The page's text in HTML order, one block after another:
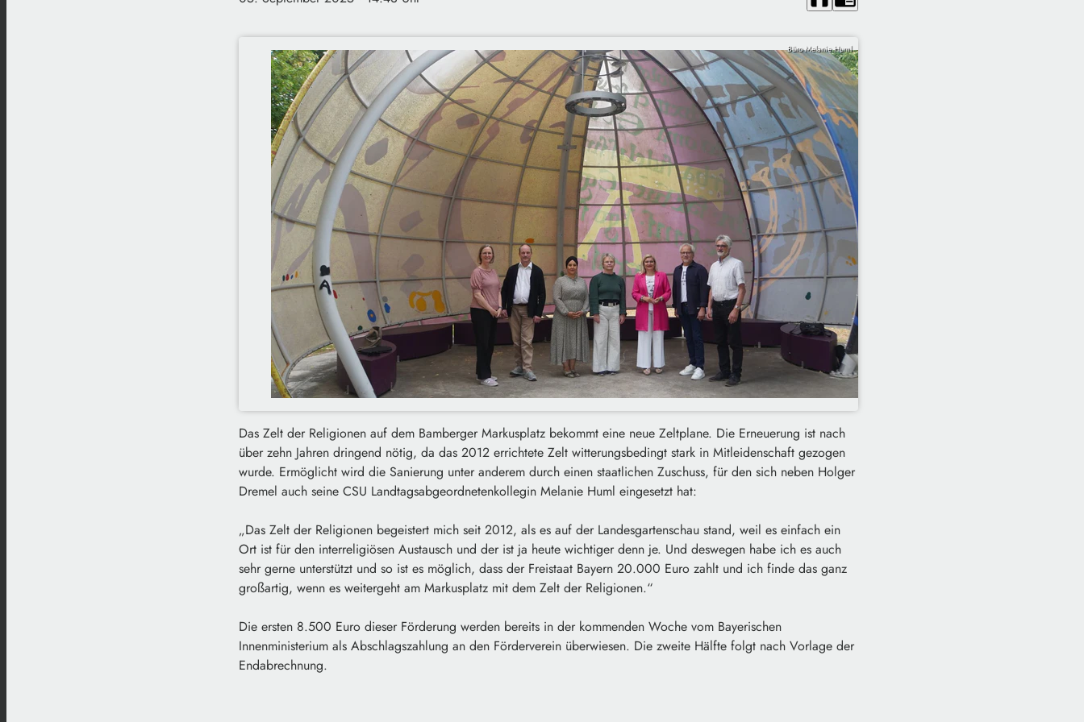
Büro Melanie Huml
Das Zelt der Religionen auf dem Bamberger Markusplatz bekommt eine neue Zeltplane. Die Erneuerung ist nach
über zehn Jahren dringend nötig, da das 2012 errichtete Zelt witterungsbedingt stark in Mitleidenschaft gezogen
wurde. Ermöglicht wird die Sanierung unter anderem durch einen staatlichen Zuschuss, für den sich neben Holger
Dremel auch seine CSU Landtagsabgeordnetenkollegin Melanie Huml eingesetzt hat:
„Das Zelt der Religionen begeistert mich seit 2012, als es auf der Landesgartenschau stand, weil es einfach ein
Ort ist für den interreligiösen Austausch und der ist ja heute wichtiger denn je. Und deswegen habe ich es auch
sehr gerne unterstützt und so ist es möglich, dass der Freistaat Bayern 20.000 Euro zahlt und ich finde das ganz
großartig, wenn es weitergeht am Markusplatz mit dem Zelt der Religionen.“
Die ersten 8.500 Euro dieser Förderung werden bereits in der kommenden Woche vom Bayerischen
Innenministerium als Abschlagszahlung an den Förderverein überwiesen. Die zweite Hälfte folgt nach Vorlage der
Endabrechnung.